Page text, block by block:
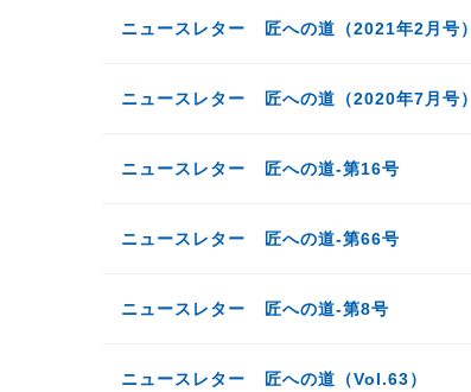
ニュースレター 匠への道（2021年2月号）
ニュースレター 匠への道（2020年7月号）
ニュースレター 匠への道-第16号
ニュースレター 匠への道-第66号
ニュースレター 匠への道-第8号
ニュースレター 匠への道（Vol.63）